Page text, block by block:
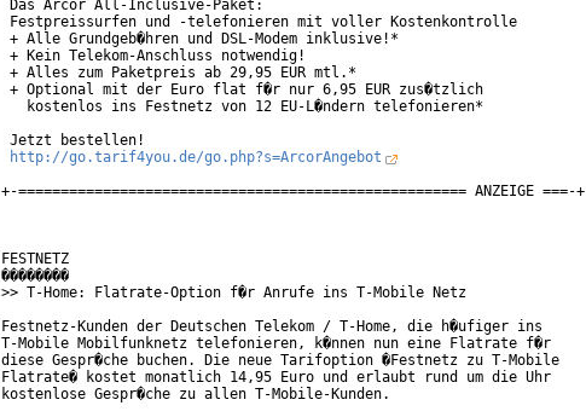
Das Arcor All-Inclusive-Paket:
Festpreissurfen und -telefonieren mit voller Kostenkontrolle
+ Alle Grundgeb�hren und DSL-Modem inklusive!*
+ Kein Telekom-Anschluss notwendig!
+ Alles zum Paketpreis ab 29,95 EUR mtl.*
+ Optional mit der Euro flat f�r nur 6,95 EUR zus�tzlich
   kostenlos ins Festnetz von 12 EU-L�ndern telefonieren*
Jetzt bestellen!
http://go.tarif4you.de/go.php?s=ArcorAngebot
+-===================================================== ANZEIGE ===-+
FESTNETZ
��������
>> T-Home: Flatrate-Option f�r Anrufe ins T-Mobile Netz
Festnetz-Kunden der Deutschen Telekom / T-Home, die h�ufiger ins
T-Mobile Mobilfunknetz telefonieren, k�nnen nun eine Flatrate f�r
diese Gespr�che buchen. Die neue Tarifoption �Festnetz zu T-Mobile
Flatrate� kostet monatlich 14,95 Euro und erlaubt rund um die Uhr
kostenlose Gespr�che zu allen T-Mobile-Kunden.